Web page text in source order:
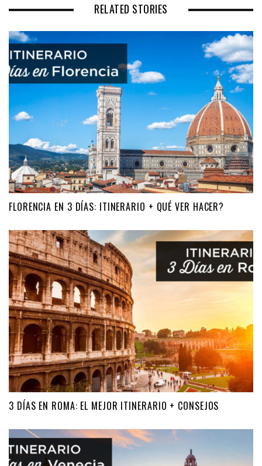
RELATED STORIES
FLORENCIA EN 3 DÍAS: ITINERARIO + QUÉ VER HACER?
3 DÍAS EN ROMA: EL MEJOR ITINERARIO + CONSEJOS